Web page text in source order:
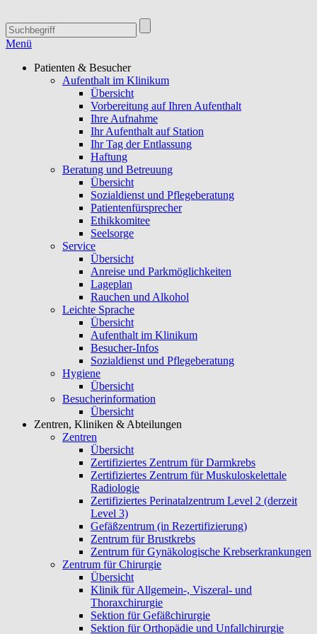
Menü
Patienten & Besucher
Aufenthalt im Klinikum
Übersicht
Vorbereitung auf Ihren Aufenthalt
Ihre Aufnahme
Ihr Aufenthalt auf Station
Ihr Tag der Entlassung
Haftung
Beratung und Betreuung
Übersicht
Sozialdienst und Pflegeberatung
Patientenfürsprecher
Ethikkomitee
Seelsorge
Service
Übersicht
Anreise und Parkmöglichkeiten
Lageplan
Rauchen und Alkohol
Leichte Sprache
Übersicht
Aufenthalt im Klinikum
Besucher-Infos
Sozialdienst und Pflegeberatung
Hygiene
Übersicht
Besucherinformation
Übersicht
Zentren, Kliniken & Abteilungen
Zentren
Übersicht
Zertifiziertes Zentrum für Darmkrebs
Zertifiziertes Zentrum für Muskuloskelettale
Radiologie
Zertifiziertes Perinatalzentrum Level 2 (derzeit
Level 3)
Gefäßzentrum (in Rezertifizierung)
Zentrum für Brustkrebs
Zentrum für Gynäkologische Krebserkrankungen
Zentrum für Chirurgie
Übersicht
Klinik für Allgemein-, Viszeral- und
Thoraxchirurgie
Sektion für Gefäßchirurgie
Sektion für Orthopädie und Unfallchirurgie